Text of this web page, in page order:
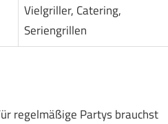
Vielgriller, Catering,
Seriengrillen
regelmäßige Partys brauchst